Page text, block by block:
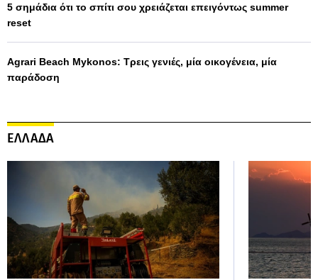
5 σημάδια ότι το σπίτι σου χρειάζεται επειγόντως summer
reset
Agrari Beach Mykonos: Τρεις γενιές, μία οικογένεια, μία
παράδοση
ΕΛΛΑΔΑ